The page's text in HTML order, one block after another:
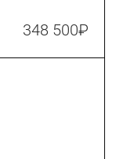
348 500₽